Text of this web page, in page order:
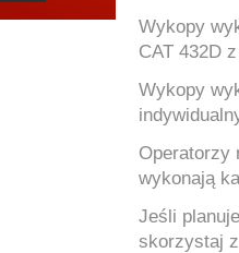
Wykopy
CAT 432D
Wykopy
Operatorzy
wykonają
Jeśli
skorzystaj